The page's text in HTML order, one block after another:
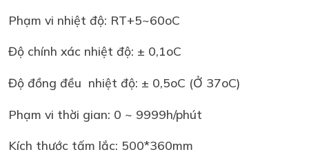
Phạm vi nhiệt độ: RT+5~60oC
Độ chính xác nhiệt độ: ± 0,1oC
Độ đồng đều nhiệt độ: ± 0,5oC (Ở 37oC)
Phạm vi thời gian: 0 ~ 9999h/phút
Kích thước tấm lắc: 500*360mm